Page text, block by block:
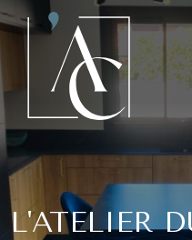
L'ATELIER